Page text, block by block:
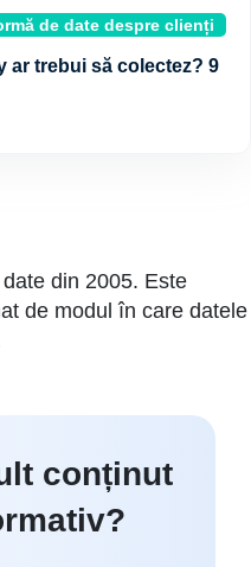
de date despre clienți
ar trebui să colectez? 9
din 2005. Este
de modul în care datele
conținut